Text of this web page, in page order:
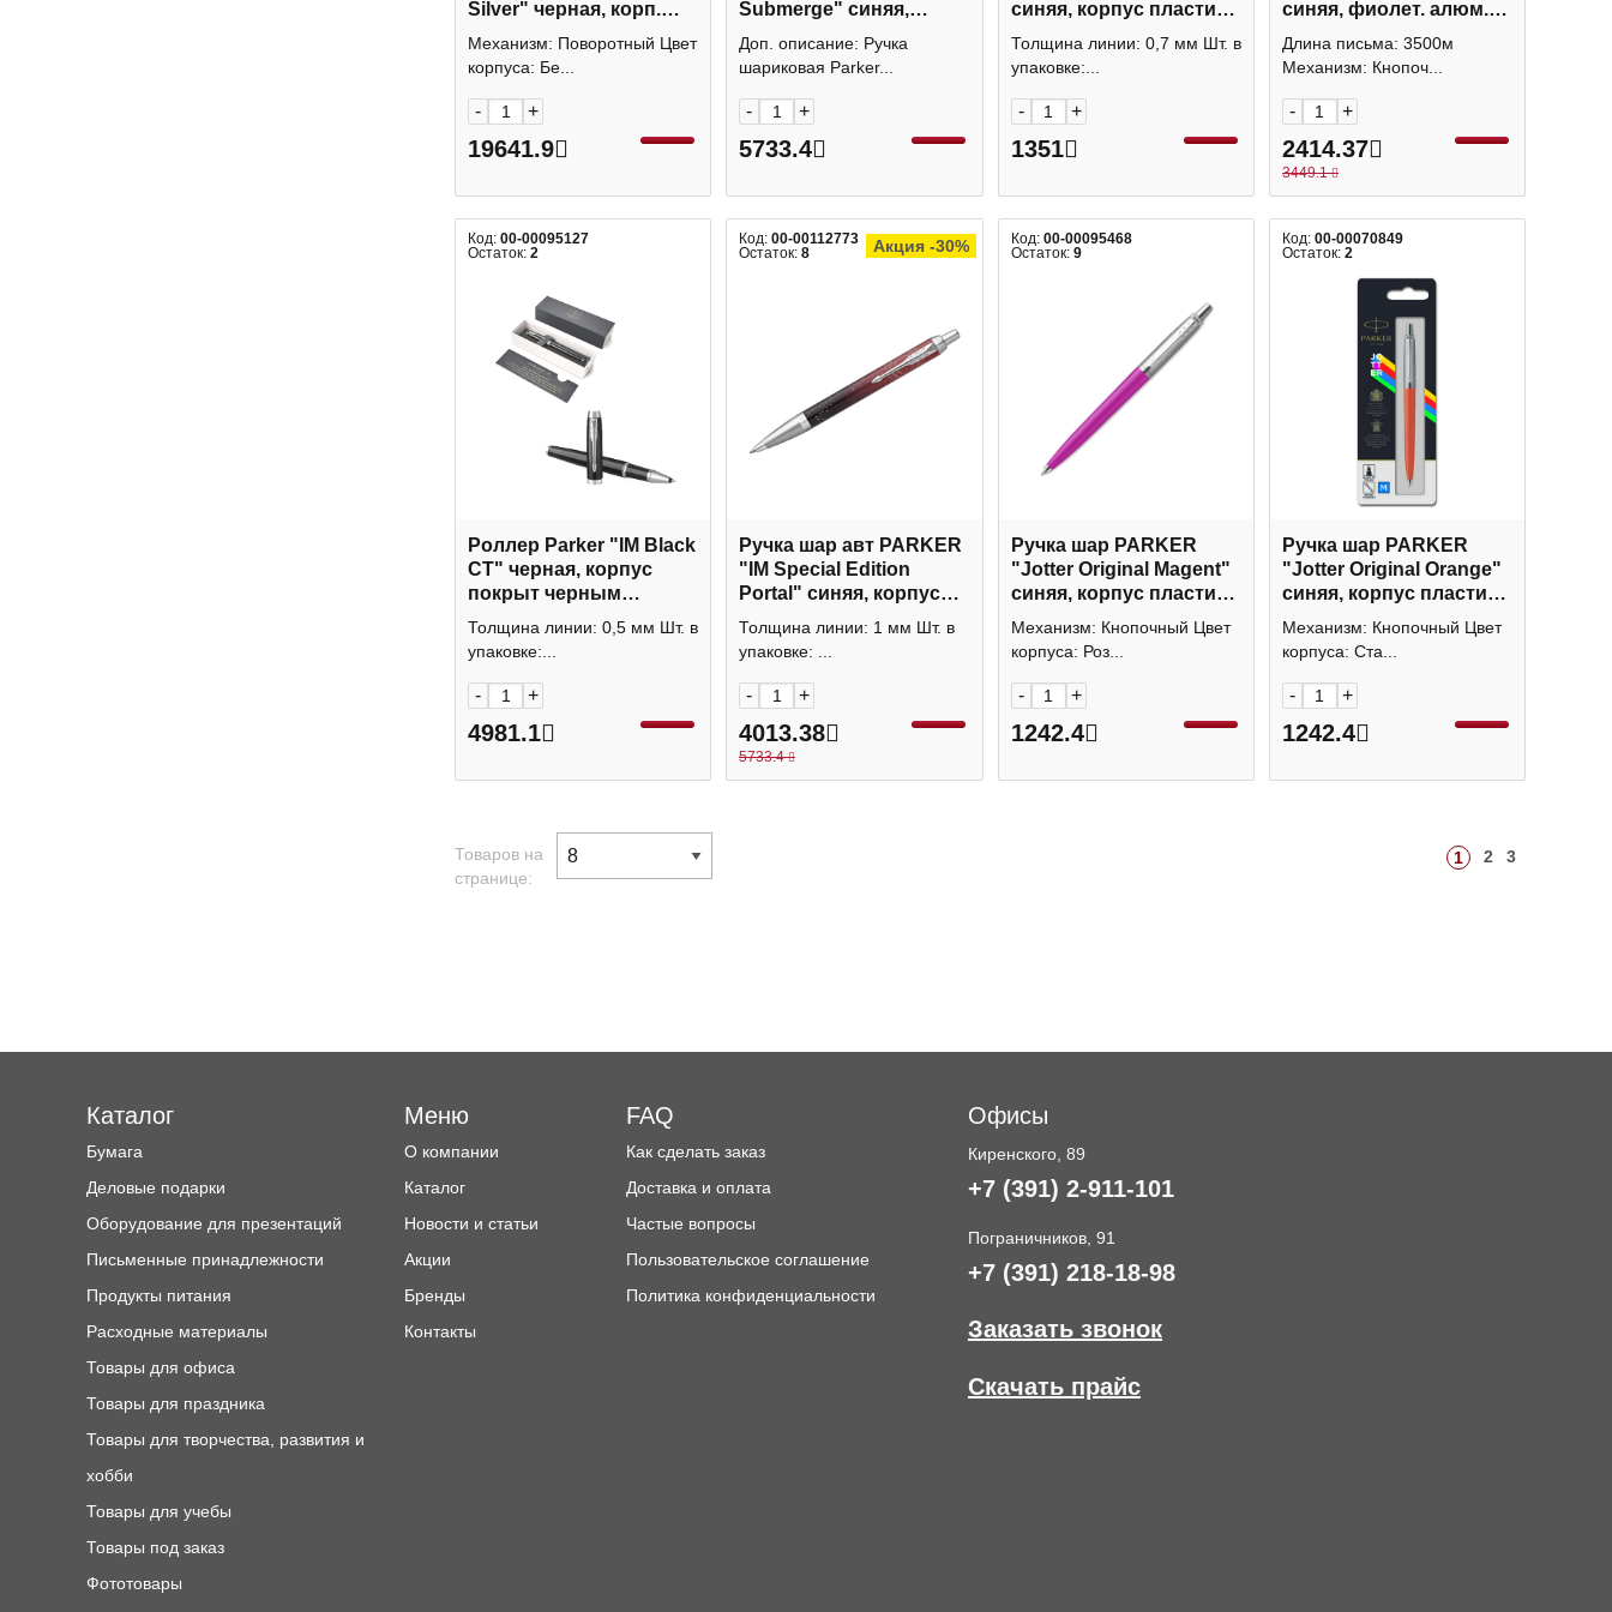
Silver" черная, корп.
серебро, серебр. отд.,
1мм S0912530
Механизм: Поворотный Цвет
корпуса: Бе...
- +
19641.9
Submerge" синяя,
корпус сталь, 1,0мм
2152991
Доп. описание: Ручка
шариковая Parker...
- +
5733.4
синяя, корпус пластик
зелен., стал.отд,
блистер 1мм 2076058
Толщина линии: 0,7 мм Шт. в
упаковке:...
- +
1351
синяя, фиолет. алюм.
корп., хром. отд., 1мм
1931638
Длина письма: 3500м
Механизм: Кнопоч...
- +
2414.37
3449.1
Код: 00-00095127
Остаток: 2
Роллер Parker "IM Black
СT" черная, корпус
покрыт черным
глянцевым лаком,
0,5мм 1931658
Толщина линии: 0,5 мм Шт. в
упаковке:...
- +
4981.1
Код:00-00112773
Остаток:8 Акция -30%
Ручка шар авт PARKER
"IM Special Edition
Portal" синяя, корпус
сталь, 1,0мм 2152998
Толщина линии: 1 мм Шт. в
упаковке: ...
- +
4013.38
5733.4
Код: 00-00095468
Остаток: 9
Ручка шар PARKER
"Jotter Original Magent"
синяя, корпус пластик
розов, стал.отд,
блистер 1мм 2075996
Механизм: Кнопочный Цвет
корпуса: Роз...
- +
1242.4
Код: 00-00070849
Остаток: 2
Ручка шар PARKER
"Jotter Original Orange"
синяя, корпус пластик
оранж, стал.отд,
блистер, 1мм 2076054
Механизм: Кнопочный Цвет
корпуса: Ста...
- +
1242.4
Товаров на
странице:
1 2 3
Каталог
Бумага
Деловые подарки
Оборудование для презентаций
Письменные принадлежности
Продукты питания
Расходные материалы
Товары для офиса
Товары для праздника
Товары для творчества, развития и
хобби
Товары для учебы
Товары под заказ
Фототовары
Меню
О компании
Каталог
Новости и статьи
Акции
Бренды
Контакты
FAQ
Как сделать заказ
Доставка и оплата
Частые вопросы
Пользовательское соглашение
Политика конфиденциальности
Офисы
Киренского, 89
+7 (391) 2-911-101
Пограничников, 91
+7 (391) 218-18-98
Заказать звонок
Скачать прайс